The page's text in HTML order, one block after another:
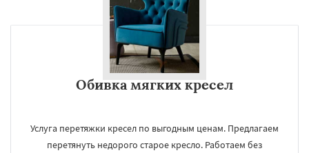
Обивка мягких кресел
Услуга перетяжки кресел по выгодным ценам. Предлагаем
перетянуть недорого старое кресло. Работаем без